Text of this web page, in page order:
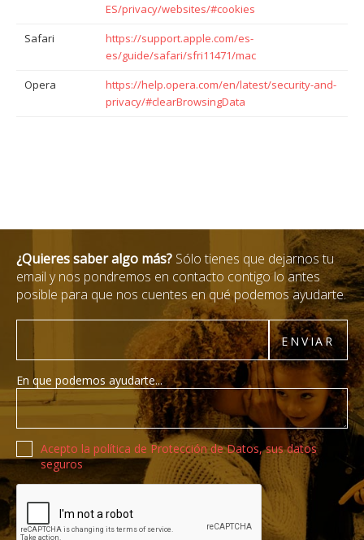
ES/privacy/websites/#cookies
Safari
https://support.apple.com/es-
es/guide/safari/sfri11471/mac
Opera
https://help.opera.com/en/latest/security-and-
privacy/#clearBrowsingData
¿Quieres saber algo más? Sólo tienes que dejarnos tu
email y nos pondremos en contacto contigo lo antes
posible para que nos cuentes en qué podemos ayudarte.
En que podemos ayudarte...
Política de privacidad
Acepto la política de Protección de Datos, sus datos
seguros
Recaptcha de Google
ENVIAR